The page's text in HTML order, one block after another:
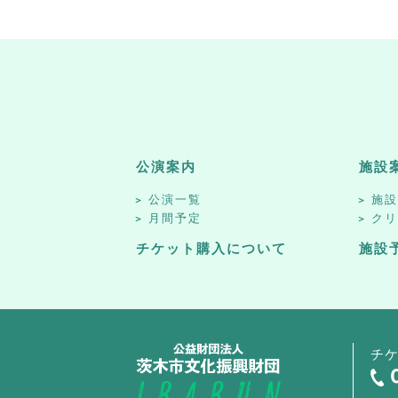
公演案内
公演一覧
月間予定
チケット購入について
施設
施
ク
施設
チ